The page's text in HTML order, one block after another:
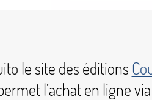
le site des éditions
l’achat en ligne